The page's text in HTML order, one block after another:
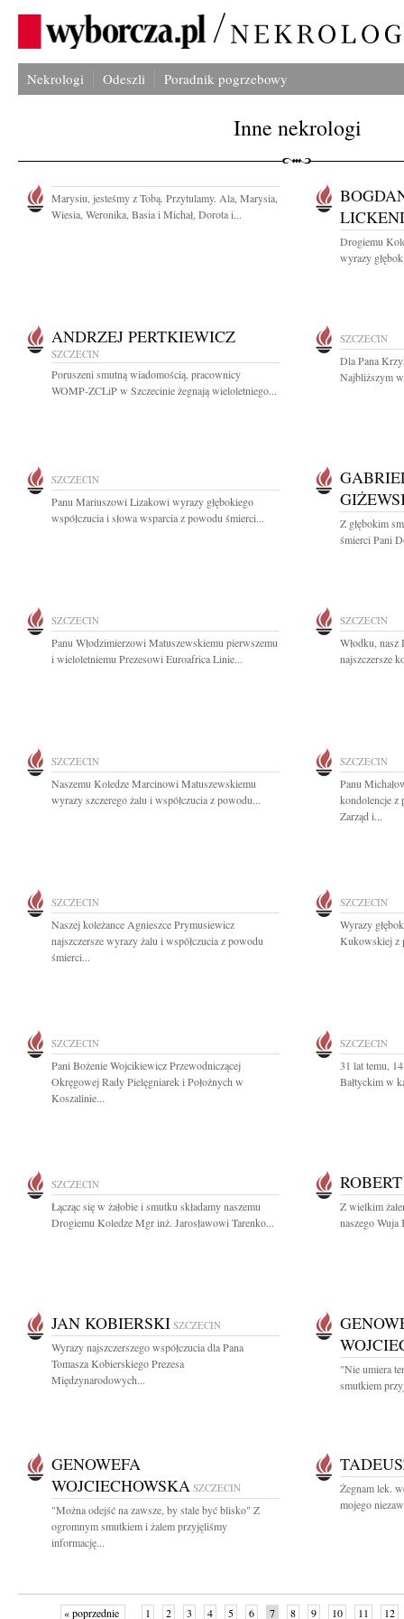
Nekrologi Odeszli Poradnik pogrzebowy
Inne nekrologi
Marysiu, jesteśmy z Tobą. Przytulamy. Ala, Marysia,
Wiesia, Weronika, Basia i Michał, Dorota i...
Drogiemu
wyrazy
ANDRZEJ PERTKIEWICZ
SZCZECIN
Poruszeni smutną wiadomością, pracownicy
WOMP-ZCLiP w Szczecinie żegnają wieloletniego...
SZCZECIN
Dla Pana
Najbliższym
SZCZECIN
Panu Mariuszowi Lizakowi wyrazy głębokiego
współczucia i słowa wsparcia z powodu śmierci...
Z głębokim
śmierci Pani
SZCZECIN
Panu Włodzimierzowi Matuszewskiemu pierwszemu
i wieloletniemu Prezesowi Euroafrica Linie...
SZCZECIN
Włodku,
najszczersze
SZCZECIN
Naszemu Koledze Marcinowi Matuszewskiemu
wyrazy szczerego żalu i współczucia z powodu...
SZCZECIN
Panu
kondolencje z
Zarząd i...
SZCZECIN
Naszej koleżance Agnieszce Prymusiewicz
najszczersze wyrazy żalu i współczucia z powodu
śmierci...
SZCZECIN
Wyrazy
Kukowskiej z
SZCZECIN
Pani Bożenie Wojcikiewicz Przewodniczącej
Okręgowej Rady Pielęgniarek i Położnych w
Koszalinie...
SZCZECIN
31 lat temu,
Bałtyckim w
SZCZECIN
Łącząc się w żałobie i smutku składamy naszemu
Drogiemu Koledze Mgr inż. Jarosławowi Tarenko...
Z wielkim
naszego
JAN KOBIERSKI SZCZECIN
Wyrazy najszczerszego współczucia dla Pana
Tomasza Kobierskiego Prezesa
Międzynarodowych...
"Nie umiera
smutkiem
GENOWEFA
WOJCIECHOWSKA SZCZECIN
"Można odejść na zawsze, by stale być blisko" Z
ogromnym smutkiem i żalem przyjęliśmy
informację...
Żegnam lek.
mojego
« poprzednie 1 2 3 4 5 6 7 8 9 10 11 12